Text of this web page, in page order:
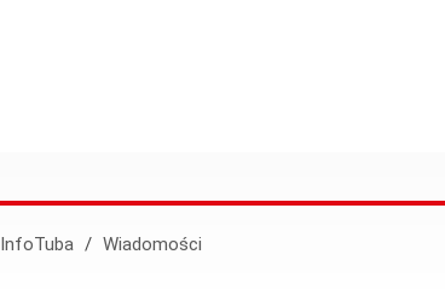
InfoTuba / Wiadomości